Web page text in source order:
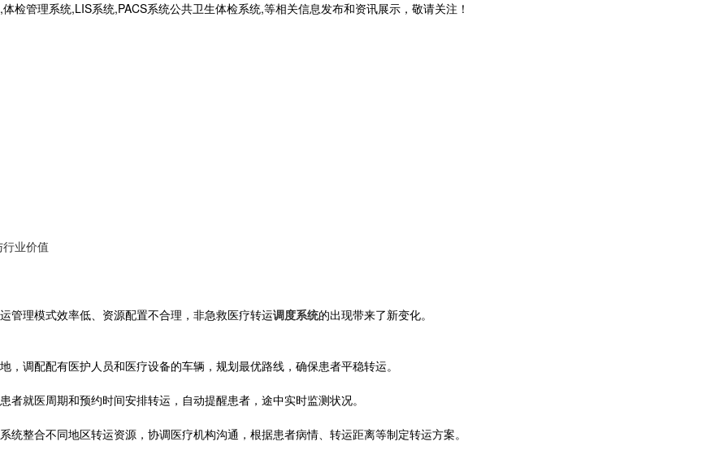
检管理系统,LIS系统,PACS系统公共卫生体检系统,等相关信息发布和资讯展示，敬请关注！
业价值
管理模式效率低、资源配置不合理，非急救医疗转运调度系统的出现带来了新变化。
调配配有医护人员和医疗设备的车辆，规划最优路线，确保患者平稳转运。
就医周期和预约时间安排转运，自动提醒患者，途中实时监测状况。
整合不同地区转运资源，协调医疗机构沟通，根据患者病情、转运距离等制定转运方案。